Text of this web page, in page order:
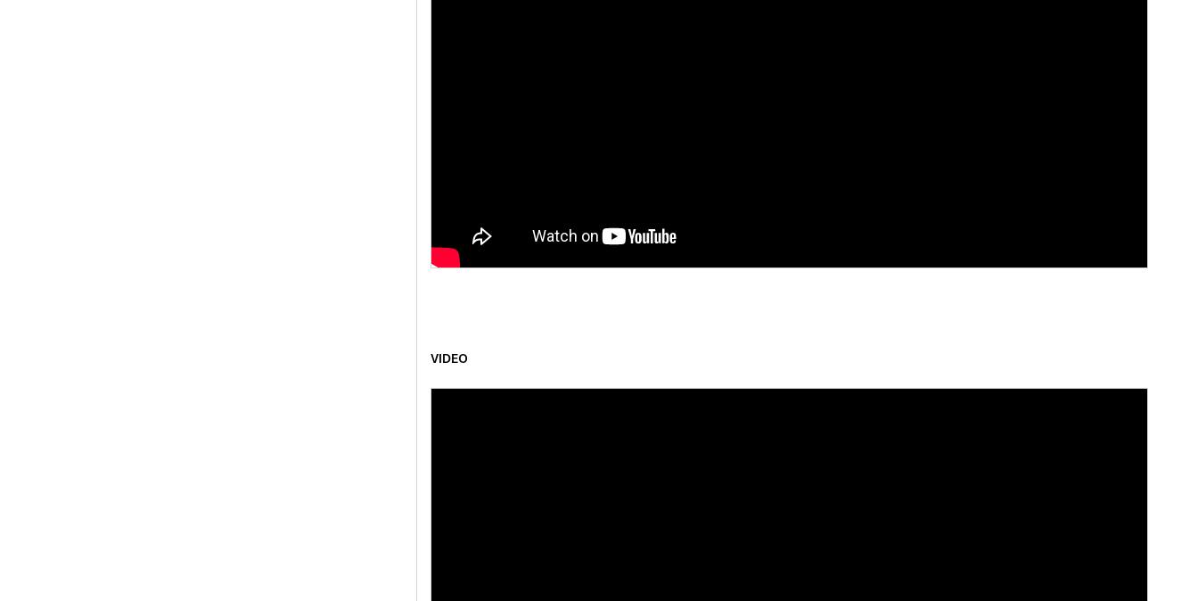
VIDEO